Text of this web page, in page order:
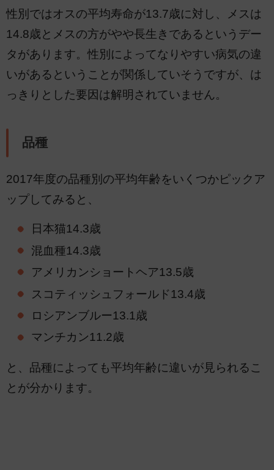
性別ではオスの平均寿命が13.7歳に対し、メスは
14.8歳とメスの方がやや長生きであるというデー
タがあります。性別によってなりやすい病気の違
いがあるということが関係していそうですが、は
っきりとした要因は解明されていません。
品種
2017年度の品種別の平均年齢をいくつかピックア
ップしてみると、
日本猫14.3歳
混血種14.3歳
アメリカンショートヘア13.5歳
スコティッシュフォールド13.4歳
ロシアンブルー13.1歳
マンチカン11.2歳
と、品種によっても平均年齢に違いが見られるこ
とが分かります。